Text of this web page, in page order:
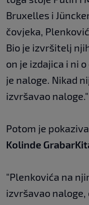
Bruxelles i
čovjeka,
Bio je izvršitelj
on je izdajica i ni
je naloge. Nikad
izvršavao naloge."
Potom je
Kolinde Grabar
"Plenkovića na
izvršavao naloge,